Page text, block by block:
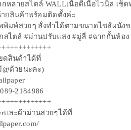
หลายสไตล์ WALLเนื้อดีเนื้อไวนิล เช็
ยสินค้าพร้อมติดตั้งค่ะ
พิมพ์สวยๆ สั่งทำได้ตามขนาดไซส์ผนัง
สไตล์ #ม่านปรับแสง #มู่ลี่ #ฉากกั้นห้อง
ดสินค้าได้ที่
@ด้วยนะคะ)
2184986
และผ้าม่านสวยๆได้ที่